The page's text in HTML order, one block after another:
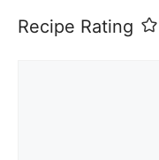
Recipe Rating